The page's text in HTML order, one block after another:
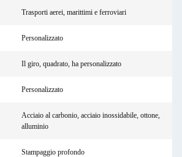
Trasporti aerei, marittimi e ferroviari
Personalizzato
Il giro, quadrato, ha personalizzato
Personalizzato
Acciaio al carbonio, acciaio inossidabile, ottone,
alluminio
Stampaggio profondo